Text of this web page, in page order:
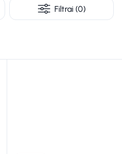
simptomus. Probiotikai
taip pat gali padėti stiprinti
Filtrai (0)